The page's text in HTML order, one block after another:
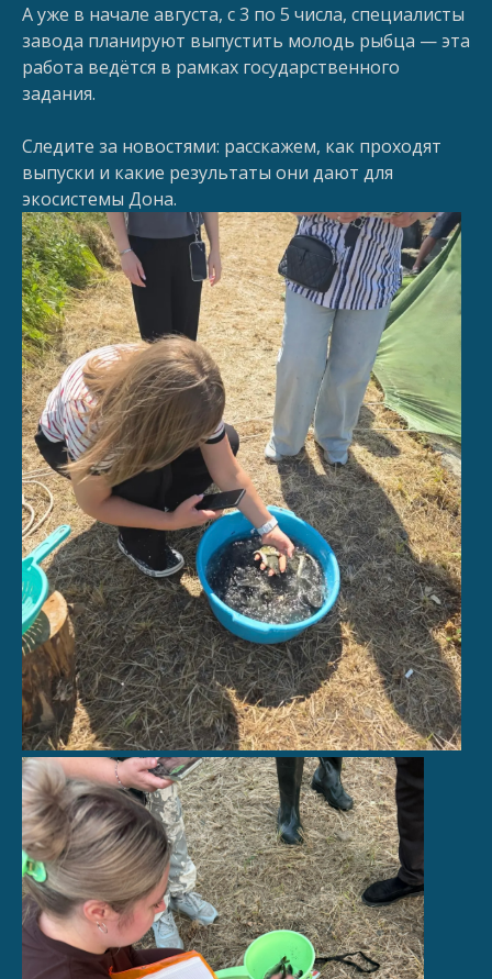
А уже в начале августа, с 3 по 5 числа, специалисты
завода планируют выпустить молодь рыбца — эта
работа ведётся в рамках государственного
задания.
Следите за новостями: расскажем, как проходят
выпуски и какие результаты они дают для
экосистемы Дона.